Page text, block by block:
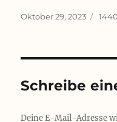
Veröffentlicht
Oktober 29, 2023
Schreibe
Deine E-Mail-Adresse